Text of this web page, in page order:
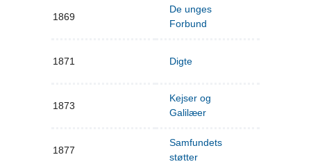
1869
De unges
Forbund
1871 Digte
1873
Kejser og
Galilæer
1877
Samfundets
støtter